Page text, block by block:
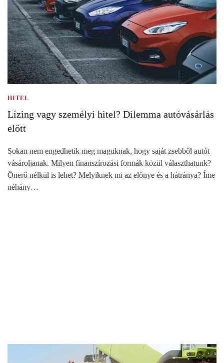
HITEL
Lízing vagy személyi hitel? Dilemma autóvásárlás
előtt
Sokan nem engedhetik meg maguknak, hogy saját zsebből autót
vásároljanak. Milyen finanszírozási formák közül választhatunk?
Önerő nélkül is lehet? Melyiknek mi az előnye és a hátránya? Íme
néhány…